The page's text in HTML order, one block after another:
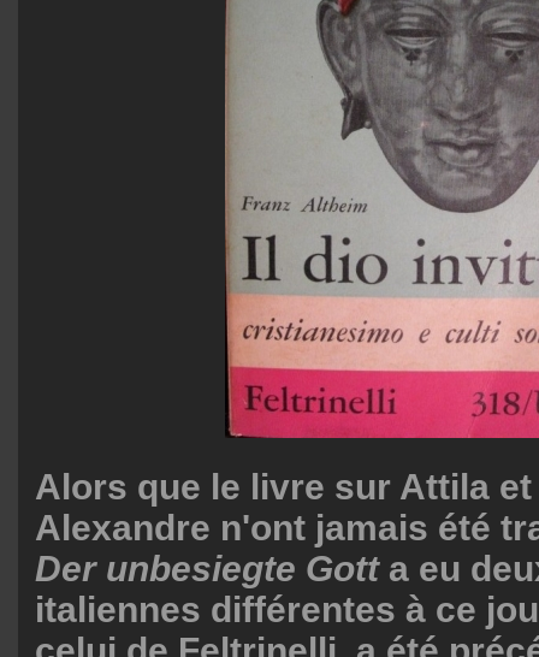
Alors que le livre sur Attila
Alexandre n'ont jamais été
Der unbesiegte Gotta eu
italiennes différentes à ce